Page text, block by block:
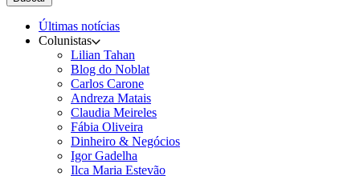
Últimas notícias
Colunistas
Lilian Tahan
Blog do Noblat
Carlos Carone
Andreza Matais
Claudia Meireles
Fábia Oliveira
Dinheiro & Negócios
Igor Gadelha
Ilca Maria Estevão